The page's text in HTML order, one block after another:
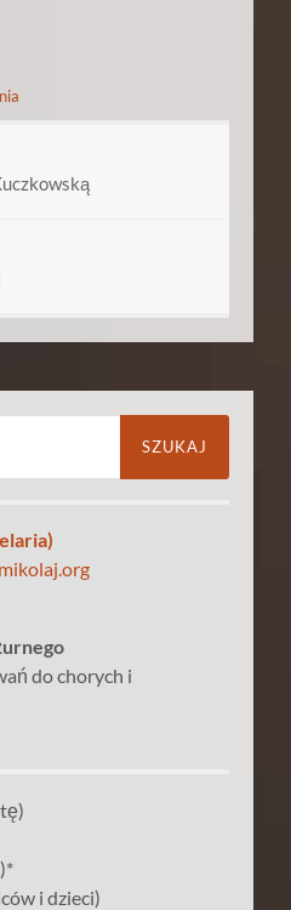
do chorych i
i dzieci)